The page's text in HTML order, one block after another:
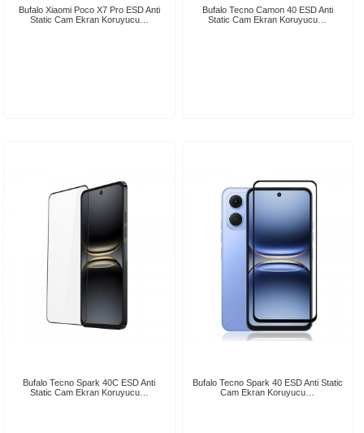
Bufalo Xiaomi Poco X7 Pro ESD Anti
Static Cam Ekran Koruyucu…
Bufalo Tecno Camon 40 ESD Anti
Static Cam Ekran Koruyucu…
Bufalo Tecno Spark 40C ESD Anti
Static Cam Ekran Koruyucu…
Bufalo Tecno Spark 40 ESD Anti Static
Cam Ekran Koruyucu…